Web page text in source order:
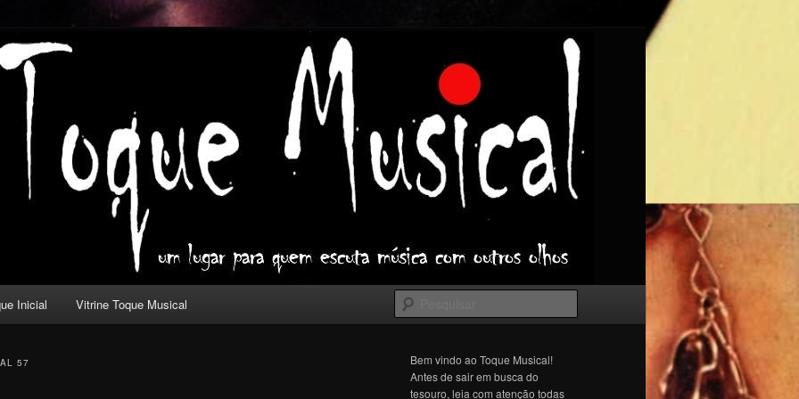
com outros olhos.
Inicial Vitrine Toque Musical
57
Bem vindo ao Toque Musical!
Antes de sair em busca do
tesouro, leia com atenção todas